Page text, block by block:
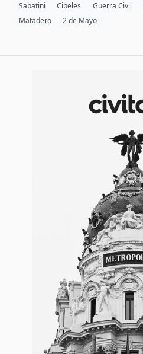
Sabatini
Cibeles Guerra Civil
Matadero
2 de Mayo